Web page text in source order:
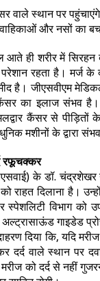
वाले स्थान पर पहुंचाएंगे
और नसों का
ही शरीर में सिरहन
रहता है। मर्ज के
है। जीएसवीएम
का इलाज संभव
कैंसर से पीड़ितों
मशीनों के द्वारा
रफूचक्कर
के डॉ.
को राहत दिलाना है।
विभाग को
अल्ट्रासाऊंड गाइडेड
दिया कि, यदि
दर्द वाले स्थान पर
को दर्द से नहीं